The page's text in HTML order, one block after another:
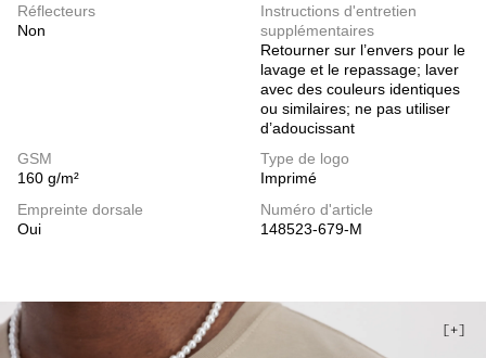
Réflecteurs
Non
Instructions d'entretien
supplémentaires
Retourner sur l’envers pour le
lavage et le repassage; laver
avec des couleurs identiques
ou similaires; ne pas utiliser
d’adoucissant
GSM
160 g/m²
Type de logo
Imprimé
Empreinte dorsale
Oui
Numéro d'article
148523-679-M